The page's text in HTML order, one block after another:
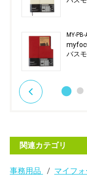
MY-
バス
関連カテゴリ
事務用品 マイフ